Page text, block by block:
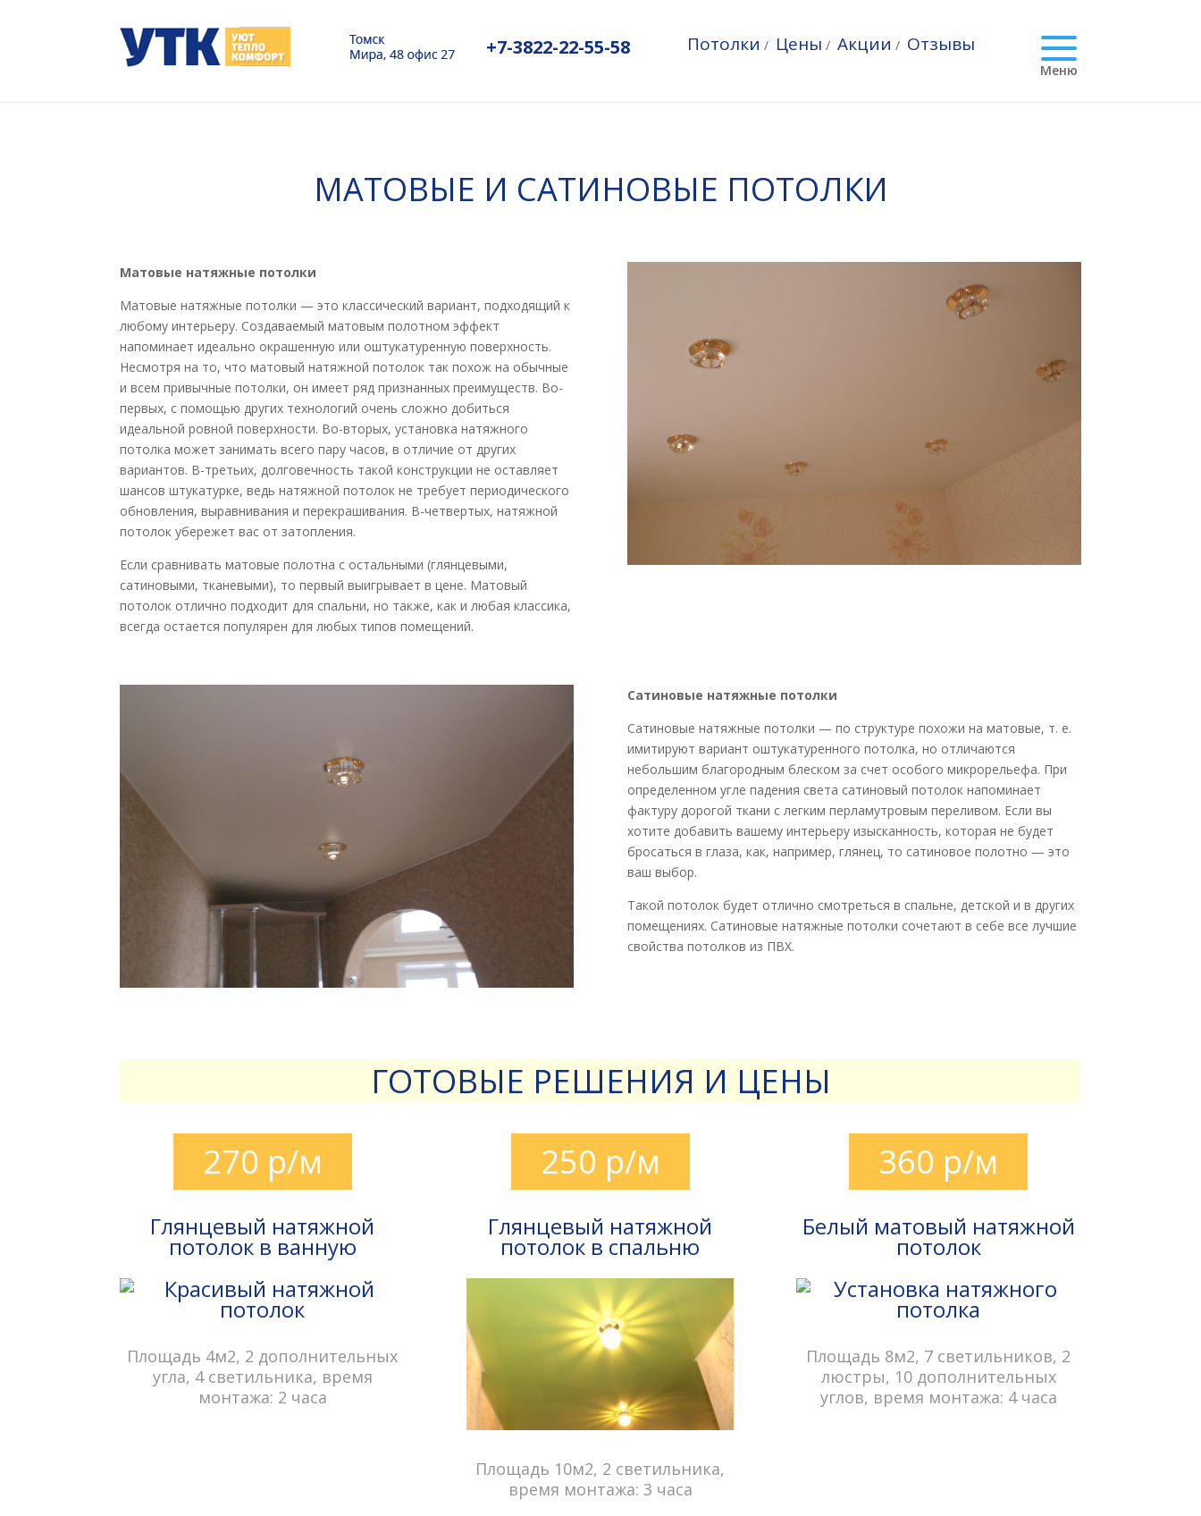
+7-3822-22-55-58 Потолки / Цены /Акции / Отзывы
Меню
МАТОВЫЕ И САТИНОВЫЕ ПОТОЛКИ
Матовые натяжные потолки
Матовые натяжные потолки — это классический вариант, подходящий к
любому интерьеру. Создаваемый матовым полотном эффект
напоминает идеально окрашенную или оштукатуренную поверхность.
Несмотря на то, что матовый натяжной потолок так похож на обычные
и всем привычные потолки, он имеет ряд признанных преимуществ. Во-
первых, с помощью других технологий очень сложно добиться
идеальной ровной поверхности. Во-вторых, установка натяжного
потолка может занимать всего пару часов, в отличие от других
вариантов. В-третьих, долговечность такой конструкции не оставляет
шансов штукатурке, ведь натяжной потолок не требует периодического
обновления, выравнивания и перекрашивания. В-четвертых, натяжной
потолок убережет вас от затопления.
Если сравнивать матовые полотна с остальными (глянцевыми,
сатиновыми, тканевыми), то первый выигрывает в цене. Матовый
потолок отлично подходит для спальни, но также, как и любая классика,
всегда остается популярен для любых типов помещений.
Сатиновые натяжные потолки
Сатиновые натяжные потолки — по структуре похожи на матовые, т. е.
имитируют вариант оштукатуренного потолка, но отличаются
небольшим благородным блеском за счет особого микрорельефа. При
определенном угле падения света сатиновый потолок напоминает
фактуру дорогой ткани с легким перламутровым переливом. Если вы
хотите добавить вашему интерьеру изысканность, которая не будет
бросаться в глаза, как, например, глянец, то сатиновое полотно — это
ваш выбор.
Такой потолок будет отлично смотреться в спальне, детской и в других
помещениях. Сатиновые натяжные потолки сочетают в себе все лучшие
свойства потолков из ПВХ.
ГОТОВЫЕ РЕШЕНИЯ И ЦЕНЫ
270 р/м
Глянцевый натяжной
потолок в ванную
Площадь 4м2, 2 дополнительных
угла, 4 светильника, время
монтажа: 2 часа
250 р/м
Глянцевый натяжной
потолок в спальню
Площадь 10м2, 2 светильника,
время монтажа: 3 часа
360 р/м
Белый матовый натяжной
потолок
Площадь 8м2, 7 светильников, 2
люстры, 10 дополнительных
углов, время монтажа: 4 часа